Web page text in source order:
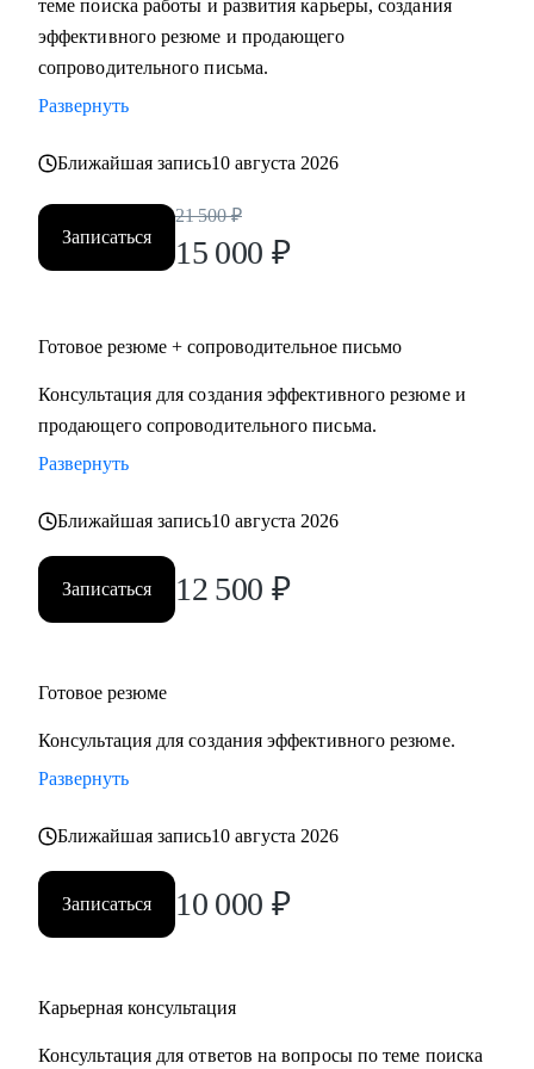
требований рынка.
• Подготовить резюме и сопроводительное письмо под
конкретную цель.
включая оценочные процедуры.
• Отработать самопрезентацию, сложные вопросы и
переговорную позицию.
коммерческим сектором: адаптировать позиционирование
Кому могу помочь
Руководителям и экспертам из отраслей и
• Промышленность и производство
• Нефтегаз и энергетика
• Строительство и девелопмент
• Товары повседневного спроса (FMCG) и дистрибуция
• Управление персоналом
• Юриспруденция и правовое сопровождение бизнеса
и принять собственное, выверенное решение.
теме поиска работы и развития карьеры, создания
эффективного резюме и продающего
сопроводительного письма.
Развернуть
Ближайшая запись10 августа 2026
Записаться
21 500 ₽
15 000 ₽
Готовое резюме + сопроводительное письмо
Консультация для создания эффективного резюме и
продающего сопроводительного письма.
Развернуть
Ближайшая запись10 августа 2026
Записаться 12 500 ₽
Готовое резюме
Консультация для создания эффективного резюме.
Развернуть
Ближайшая запись10 августа 2026
Записаться 10 000 ₽
Карьерная консультация
Консультация для ответов на вопросы по теме поиска